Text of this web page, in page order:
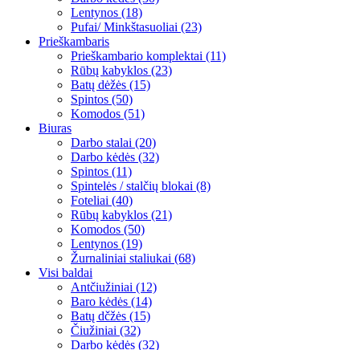
Lentynos (18)
Pufai/ Minkštasuoliai (23)
Prieškambaris
Prieškambario komplektai (11)
Rūbų kabyklos (23)
Batų dėžės (15)
Spintos (50)
Komodos (51)
Biuras
Darbo stalai (20)
Darbo kėdės (32)
Spintos (11)
Spintelės / stalčių blokai (8)
Foteliai (40)
Rūbų kabyklos (21)
Komodos (50)
Lentynos (19)
Žurnaliniai staliukai (68)
Visi baldai
Antčiužiniai (12)
Baro kėdės (14)
Batų dčžės (15)
Čiužiniai (32)
Darbo kėdės (32)